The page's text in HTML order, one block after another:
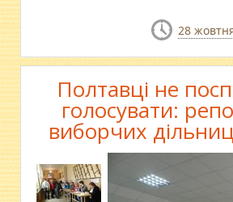
28
Полтавці не
голосувати:
виборчих